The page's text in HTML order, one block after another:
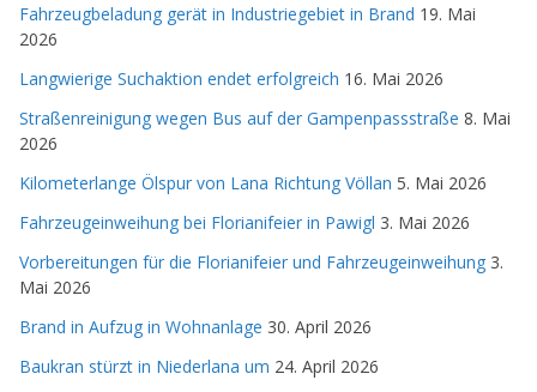
Fahrzeugbeladung gerät in Industriegebiet in Brand 19. Mai
2026
Langwierige Suchaktion endet erfolgreich 16. Mai 2026
Straßenreinigung wegen Bus auf der Gampenpassstraße 8. Mai
2026
Kilometerlange Ölspur von Lana Richtung Völlan 5. Mai 2026
Fahrzeugeinweihung bei Florianifeier in Pawigl 3. Mai 2026
Vorbereitungen für die Florianifeier und Fahrzeugeinweihung 3.
Mai 2026
Brand in Aufzug in Wohnanlage 30. April 2026
Baukran stürzt in Niederlana um 24. April 2026